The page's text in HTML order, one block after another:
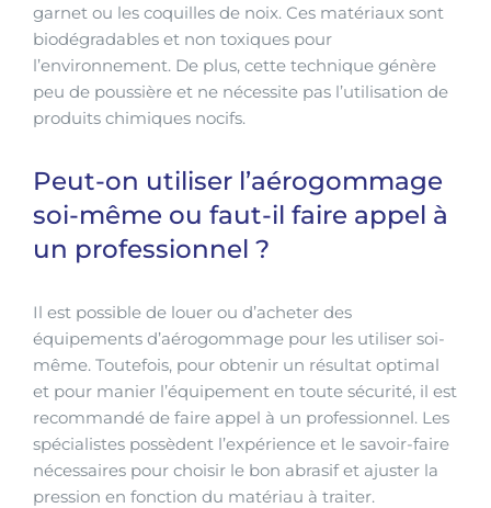
garnet ou les coquilles de noix. Ces matériaux sont
biodégradables et non toxiques pour
l’environnement. De plus, cette technique génère
peu de poussière et ne nécessite pas l’utilisation de
produits chimiques nocifs.
Peut-on utiliser l’aérogommage
soi-même ou faut-il faire appel à
un professionnel ?
Il est possible de louer ou d’acheter des
équipements d’aérogommage pour les utiliser soi-
même. Toutefois, pour obtenir un résultat optimal
et pour manier l’équipement en toute sécurité, il est
recommandé de faire appel à un professionnel. Les
spécialistes possèdent l’expérience et le savoir-faire
nécessaires pour choisir le bon abrasif et ajuster la
pression en fonction du matériau à traiter.